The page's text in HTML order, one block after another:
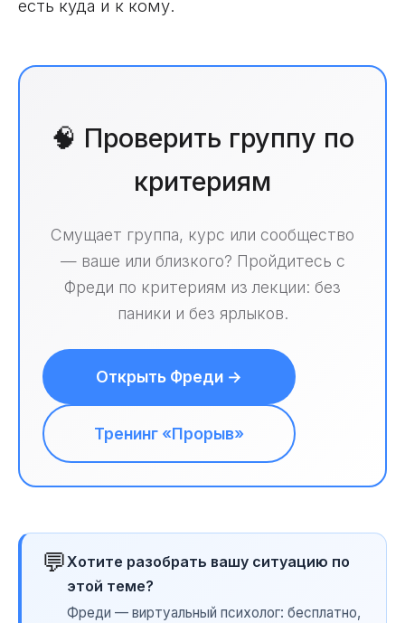
есть куда и к кому.
🧠 Проверить группу по
критериям
Смущает группа, курс или сообщество
— ваше или близкого? Пройдитесь с
Фреди по критериям из лекции: без
паники и без ярлыков.
Открыть Фреди →
Тренинг «Прорыв»
💬Хотите разобрать вашу ситуацию по
этой теме?
Фреди — виртуальный психолог: бесплатно,